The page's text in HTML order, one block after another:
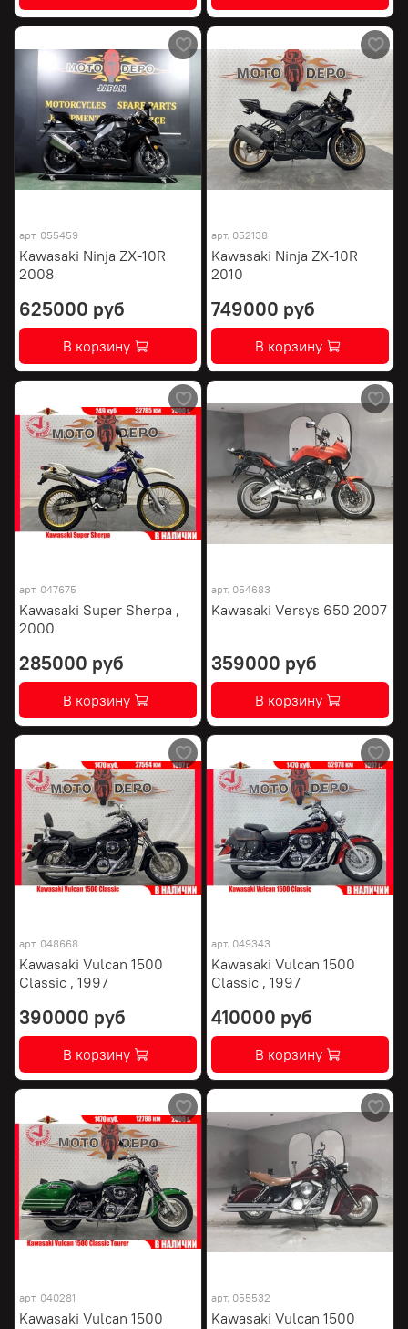
арт. 055459
Kawasaki Ninja ZX-10R
2008
625000 руб
В корзину
арт. 052138
Kawasaki Ninja ZX-10R
2010
749000 руб
В корзину
арт. 047675
Kawasaki Super Sherpa ,
2000
285000 руб
В корзину
арт. 054683
Kawasaki Versys 650 2007
359000 руб
В корзину
арт. 048668
Kawasaki Vulcan 1500
Classic , 1997
390000 руб
В корзину
арт. 049343
Kawasaki Vulcan 1500
Classic , 1997
410000 руб
В корзину
арт. 040281
Kawasaki Vulcan 1500
арт. 055532
Kawasaki Vulcan 1500